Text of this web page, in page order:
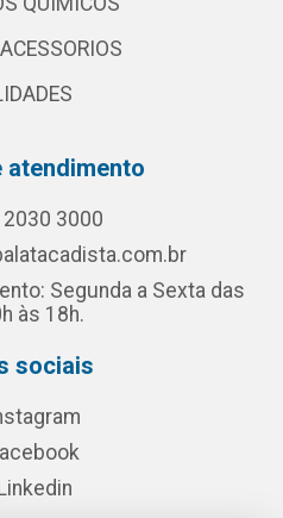
atendimento
3000
Segunda a Sexta das
às 18h.
sociais
Linkedin